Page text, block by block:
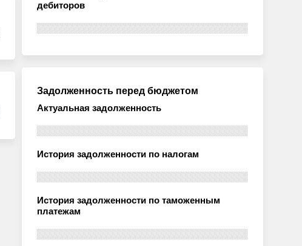
дебиторов
Задолженность перед бюджетом
Актуальная задолженность
История задолженности по налогам
История задолженности по таможенным
платежам